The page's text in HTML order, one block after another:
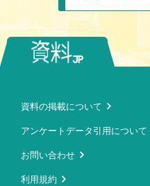
資料の掲載について
アンケートデータ引用について
お問い合わせ
利用規約